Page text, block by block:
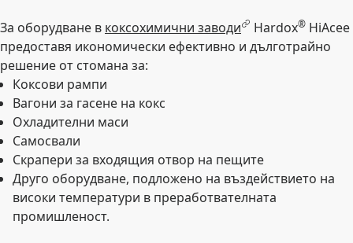
За оборудване в коксохимични заводи Hardox® HiAcee
предоставя икономически ефективно и дълготрайно
решение от стомана за:
Коксови рампи
Вагони за гасене на кокс
Охладителни маси
Самосвали
Скрапери за входящия отвор на пещите
Друго оборудване, подложено на въздействието на
високи температури в преработвателната
промишленост.